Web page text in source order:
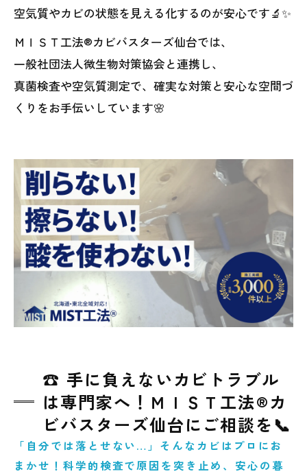
空気質やカビの状態を見える化するのが安心です🔬✨
ＭＩＳＴ工法®カビバスターズ仙台では、
一般社団法人微生物対策協会と連携し、
真菌検査や空気質測定で、確実な対策と安心な空間づ
くりをお手伝いしています🌸
☎️ 手に負えないカビトラブル
は専門家へ！ＭＩＳＴ工法®カ
ビバスターズ仙台にご相談を📞
「自分では落とせない…」そんなカビはプロにお
まかせ！科学的検査で原因を突き止め、安心の暮